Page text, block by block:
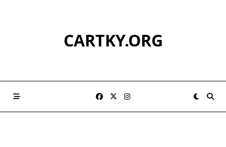
CARTKY.ORG